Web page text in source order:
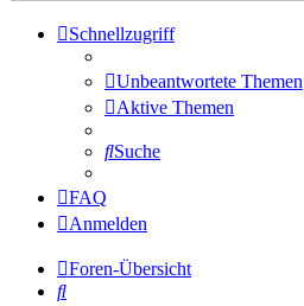
Schnellzugriff
Unbeantwortete Themen
Aktive Themen
Suche
FAQ
Anmelden
Foren-Übersicht
Suche